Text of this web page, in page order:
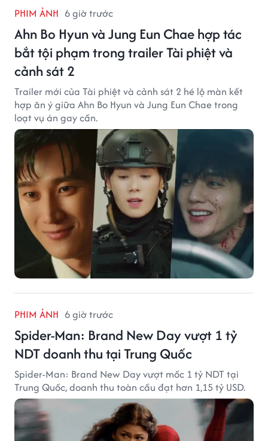
PHIM ẢNH 6 giờ trước
Ahn Bo Hyun và Jung Eun Chae hợp tác
bắt tội phạm trong trailer Tài phiệt và
cảnh sát 2
Trailer mới của Tài phiệt và cảnh sát 2 hé lộ màn kết
hợp ăn ý giữa Ahn Bo Hyun và Jung Eun Chae trong
loạt vụ án gay cấn.
PHIM ẢNH 6 giờ trước
Spider-Man: Brand New Day vượt 1 tỷ
NDT doanh thu tại Trung Quốc
Spider-Man: Brand New Day vượt mốc 1 tỷ NDT tại
Trung Quốc, doanh thu toàn cầu đạt hơn 1,15 tỷ USD.